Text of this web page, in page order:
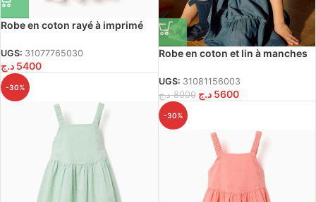
Robe en coton rayé à imprimé
UGS: 31077765030
5400 د.ج
Robe en coton et lin à manches
bleue
UGS: 31081156003
8000 د.ج 5600 د.ج
-30%
-30%